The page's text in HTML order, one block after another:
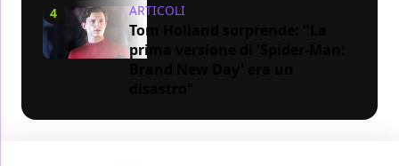
4 ARTICOLI
Tom Holland sorprende: "La
prima versione di 'Spider-Man: